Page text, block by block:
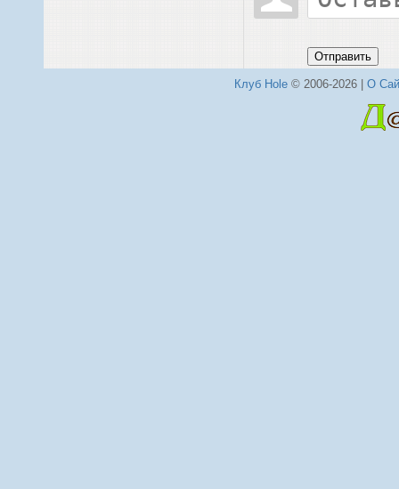
Отправить
Клуб Hole© 2006-2026 | О